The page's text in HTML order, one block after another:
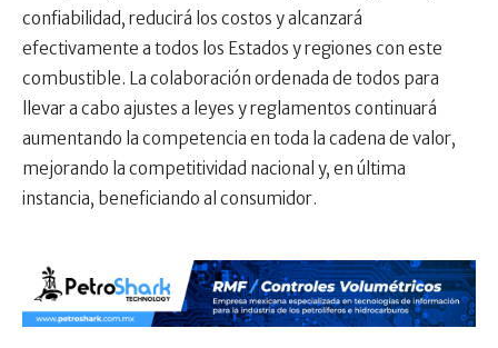
confiabilidad, reducirá los costos y alcanzará
efectivamente a todos los Estados y regiones con este
combustible. La colaboración ordenada de todos para
llevar a cabo ajustes a leyes y reglamentos continuará
aumentando la competencia en toda la cadena de valor,
mejorando la competitividad nacional y, en última
instancia, beneficiando al consumidor.